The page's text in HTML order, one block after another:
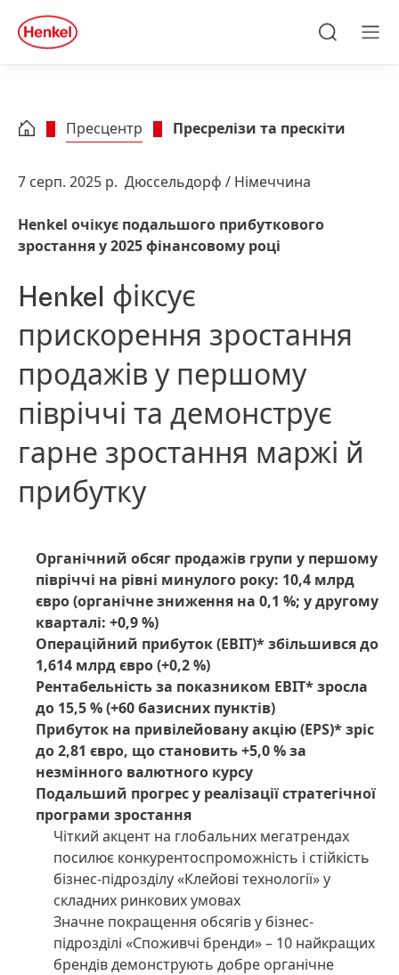
Skip to main content
Skip to footer
quick
search
Пресцентр Пресрелізи та прескіти
7 серп. 2025 р. Дюссельдорф / Німеччина
Henkel очікує подальшого прибуткового
зростання у 2025 фінансовому році
Henkel фіксує
прискорення зростання
продажів у першому
півріччі та демонструє
гарне зростання маржі й
прибутку
Органічний обсяг продажів групи у першому
півріччі на рівні минулого року: 10,4 млрд
євро(органічне зниження на 0,1 %; у другому
кварталі: +0,9 %)
Операційний прибуток(EBIT)* збільшився до
1,614 млрд євро(+0,2 %)
Рентабельність за показником EBIT* зросла
до 15,5 %(+60 базисних пунктів)
Прибуток на привілейовану акцію(EPS)* зріс
до 2,81 євро, що становить +5,0 % за
незмінного валютного курсу
Подальший прогрес у реалізації стратегічної
програми зростання
Чіткий акцент на глобальних мегатрендах
посилює конкурентоспроможність і стійкість
бізнес-підрозділу «Клейові технології» у
складних ринкових умовах
Значне покращення обсягів у бізнес-
підрозділі «Споживчі бренди» – 10 найкращих
брендів демонструють добре органічне